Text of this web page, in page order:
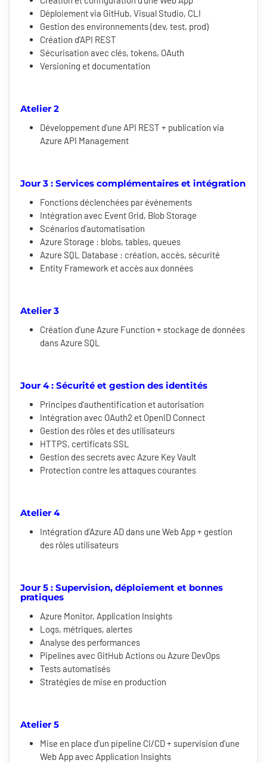
Déploiement via GitHub, Visual Studio, CLI
Gestion des environnements (dev, test, prod)
Création d'API REST
Sécurisation avec clés, tokens, OAuth
Versioning et documentation
Atelier 2
Développement d'une API REST + publication via
Azure API Management
Jour 3 : Services complémentaires et intégration
Fonctions déclenchées par événements
Intégration avec Event Grid, Blob Storage
Scénarios d'automatisation
Azure Storage : blobs, tables, queues
Azure SQL Database : création, accès, sécurité
Entity Framework et accès aux données
Atelier 3
Création d'une Azure Function + stockage de données
dans Azure SQL
Jour 4 : Sécurité et gestion des identités
Principes d'authentification et autorisation
Intégration avec OAuth2 et OpenID Connect
Gestion des rôles et des utilisateurs
HTTPS, certificats SSL
Gestion des secrets avec Azure Key Vault
Protection contre les attaques courantes
Atelier 4
Intégration d'Azure AD dans une Web App + gestion
des rôles utilisateurs
Jour 5 : Supervision, déploiement et bonnes
pratiques
Azure Monitor, Application Insights
Logs, métriques, alertes
Analyse des performances
Pipelines avec GitHub Actions ou Azure DevOps
Tests automatisés
Stratégies de mise en production
Atelier 5
Mise en place d'un pipeline CI/CD + supervision d'une
Web App avec Application Insights